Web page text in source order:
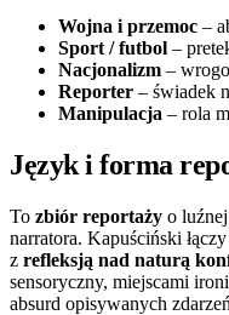
Wojna i przemoc –
Sport / futbol –
Nacjonalizm –
Reporter – świadek
Manipulacja – rola
Język i forma
To zbiór reportaży o
narratora. Kapuściński
z refleksją nad naturą
sensoryczny, miejscami
absurd opisywanych